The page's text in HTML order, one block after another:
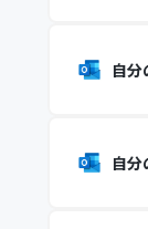
自
自